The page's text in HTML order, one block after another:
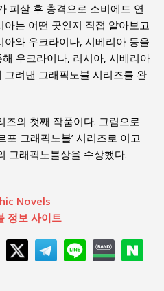
피살 후 충격으로 소비에트 연
는 어떤 곳인지 직접 알아보고
와 우크라이나, 시베리아 등을
우크라이나, 러시아, 시베리아
려낸 그래픽노블 시리즈를 완
즈의 첫째 작품이다. 그림으로
포 그래픽노블’ 시리즈로 이고
그래픽노블상을 수상했다.
Novels
정보 사이트